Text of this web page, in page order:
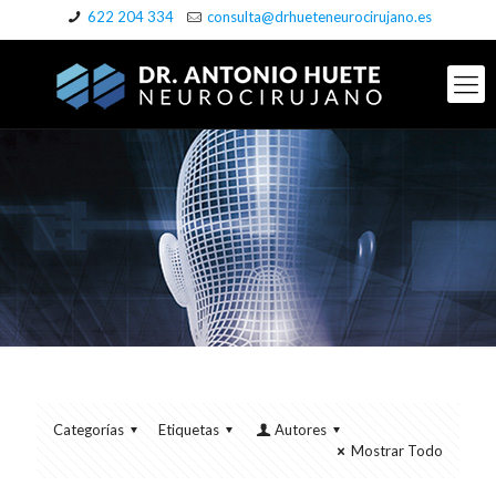
622 204 334 consulta@drhueteneurocirujano.es
Categorías Etiquetas
Autores
Mostrar Todo